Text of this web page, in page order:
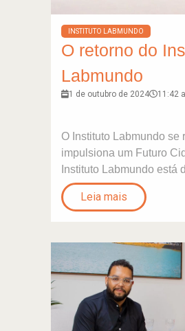
INSTITUTO LABMUNDO
O retorno do
Labmundo
1 de outubro de 2024 11:42
O Instituto Labmundo se
impulsiona um Futuro
Instituto Labmundo está
Leia mais